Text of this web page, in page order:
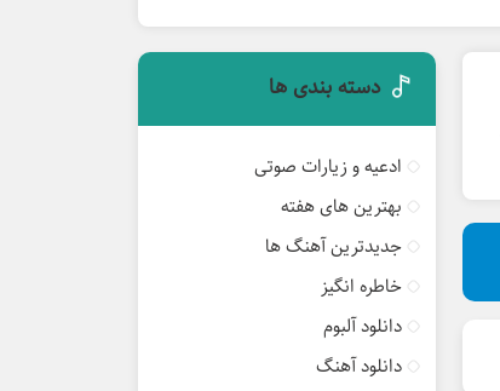
دسته بندی ها
ادعیه و زیارات صوتی
بهترین های هفته
جدیدترین آهنگ ها
خاطره انگیز
دانلود آلبوم
دانلود آهنگ